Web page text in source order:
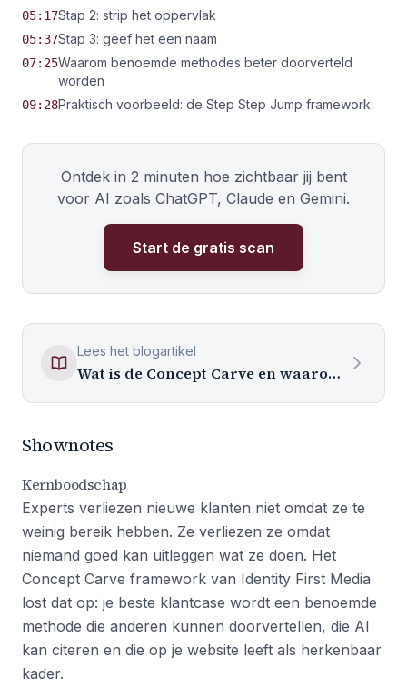
05:17Stap 2: strip het oppervlak
05:37Stap 3: geef het een naam
07:25Waarom benoemde methodes beter doorverteld
worden
09:28Praktisch voorbeeld: de Step Step Jump framework
Ontdek in 2 minuten hoe zichtbaar jij bent
voor AI zoals ChatGPT, Claude en Gemini.
Start de gratis scan
Lees het blogartikel
Wat is de Concept Carve en waarom citeren AI-systemen jou dan vaker?
Shownotes
Kernboodschap
Experts verliezen nieuwe klanten niet omdat ze te
weinig bereik hebben. Ze verliezen ze omdat
niemand goed kan uitleggen wat ze doen. Het
Concept Carve framework van Identity First Media
lost dat op: je beste klantcase wordt een benoemde
methode die anderen kunnen doorvertellen, die AI
kan citeren en die op je website leeft als herkenbaar
kader.